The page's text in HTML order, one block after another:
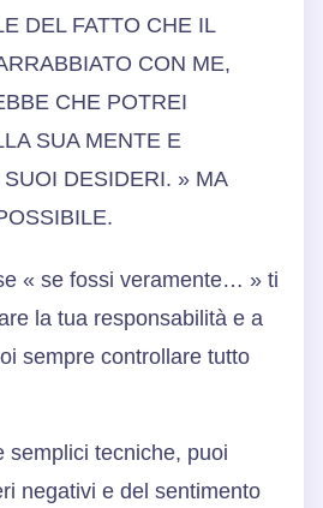
DEL FATTO CHE IL
CON ME,
CHE POTREI
SUA MENTE E
DESIDERI. » MA
« se fossi veramente… » ti
la tua responsabilità e a
sempre controllare tutto
semplici tecniche, puoi
negativi e del sentimento